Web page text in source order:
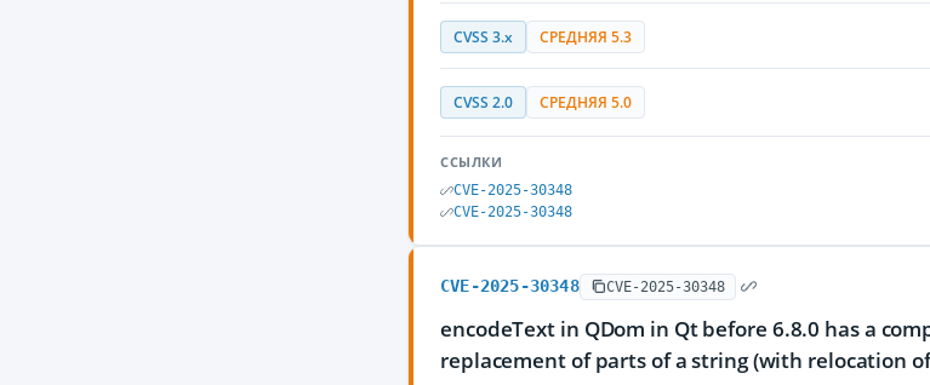
CVSS 3.x СРЕДНЯЯ 5.3
CVSS 2.0 СРЕДНЯЯ 5.0
ССЫЛКИ
CVE-2025-30348
CVE-2025-30348
CVE-2025-30348 CVE-2025-30348
encodeText in QDom in Qt before 6.8.0 has a
replacement of parts of a string (with relocation